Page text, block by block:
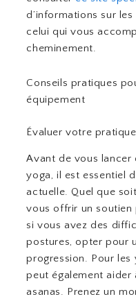
d’informations sur
celui qui vous
cheminement.
Conseils pratiques
équipement
Évaluer votre pratique
Avant de vous lancer
yoga, il est essentiel
actuelle. Quel que
vous offrir un soutien
si vous avez des
postures, opter pour
progression. Pour les
peut également
asanas. Prenez un